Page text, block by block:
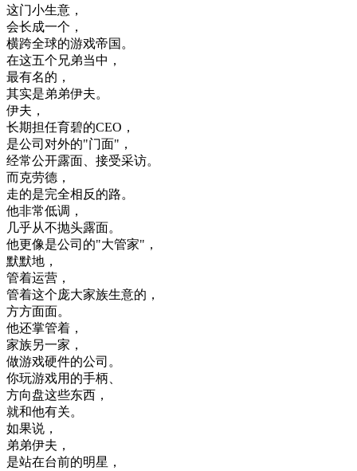
这门小生意 ，
会长成一个 ，
横跨全球的游戏帝国。
在这五个 兄弟当中 ，
最有名的 ，
其实是弟弟伊夫。
伊夫 ，
长期担任育碧的CEO ，
是公司 对外的"门面" ，
经常公开露面、 接受采访。
而克劳德 ，
走的是完全相反 的路。
他非常低调 ，
几乎从不抛头露面。
他更像是公司 的"大管家" ，
默默地 ，
管着运营 ，
管着这个庞大家族生意的 ，
方方面面。
他还掌管着 ，
家族另一家 ，
做游戏硬件的公司 。
你玩游戏用 的手柄、
方向盘这些东西 ，
就和他有关。
如果说 ，
弟弟伊夫 ，
是站在台前的明星 ，